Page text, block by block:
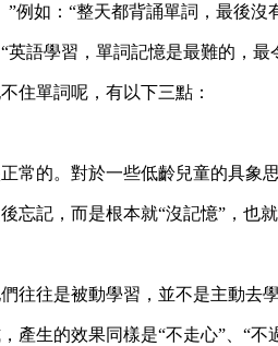
例如：“整天都背誦單詞，最後
語學習，單詞記憶是最難的，最
住單詞呢，有以下三點：
常的。對於一些低齡兒童的具象
忘記，而是根本就“沒記憶”，也
往往是被動學習，並不是主動去
產生的效果同樣是“不走心”、“不